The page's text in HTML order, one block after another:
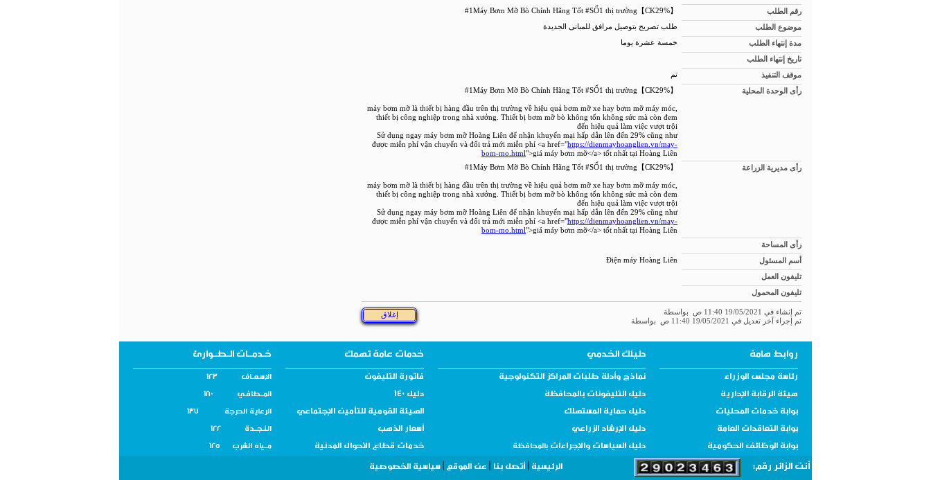
رقم الطلب 【CK29%】#1Máy Bơm Mỡ Bò Chính Hãng Tốt #SỐ1 thị trường
موضوع الطلب طلب تصريح بتوصيل مرافق للمبانى الجديدة
مدة إنتهاء الطلب خمسة عشرة يوما
تاريخ إنتهاء الطلب
موقف التنفيذ
تم
رأى الوحدة المحلية 【CK29%】#1Máy Bơm Mỡ Bò Chính Hãng Tốt #SỐ1 thị trường
máy bơm mỡ là thiết bị hàng đầu trên thị trường về hiệu quả bơm mỡ xe hay bơm mỡ máy móc,
thiết bị công nghiệp trong nhà xưởng. Thiết bị bơm mỡ bò không tốn không sức mà còn đem
đến hiệu quả làm việc vượt trội
Sử dụng ngay máy bơm mỡ Hoàng Liên để nhận khuyến mại hấp dẫn lên đến 29% cũng như
được miễn phí vận chuyển và đổi trả mới miễn phí <a href="https://dienmayhoanglien.vn/may-
bom-mo.html">giá máy bơm mỡ</a> tốt nhất tại Hoàng Liên
رأى مديرية الزراعة 【CK29%】#1Máy Bơm Mỡ Bò Chính Hãng Tốt #SỐ1 thị trường
máy bơm mỡ là thiết bị hàng đầu trên thị trường về hiệu quả bơm mỡ xe hay bơm mỡ máy móc,
thiết bị công nghiệp trong nhà xưởng. Thiết bị bơm mỡ bò không tốn không sức mà còn đem
đến hiệu quả làm việc vượt trội
Sử dụng ngay máy bơm mỡ Hoàng Liên để nhận khuyến mại hấp dẫn lên đến 29% cũng như
được miễn phí vận chuyển và đổi trả mới miễn phí <a href="https://dienmayhoanglien.vn/may-
bom-mo.html">giá máy bơm mỡ</a> tốt nhất tại Hoàng Liên
رأى المساحة
أسم المسئول
Điện máy Hoàng Liên
تليفون العمل
تليفون المحمول
تم إنشاء في 19/05/2021 11:40 ص بواسطة
تم إجراء آخر تعديل في 19/05/2021 11:40 ص بواسطة
روابط هامة دليلك الخدمي خدمات عامة تهمك خـدمــات الـطــوارئ
رئاسة مجلس الوزراء نماذج وأدلة طلبات المراكز التكنولوجية فاتورة التليفون الإسـعــاف 123
هيئة الرقابة الإدارية دليل التليفونات بالمحافظة دليل 140 المــطافـي 180
بوابة خدمات المحليات دليل حماية المستهلك الهيئة القومية للتأمين الإجتماعي الرعاية الحرجة 137
بوابة التعاقدات العامة دليل الإرشاد الزراعي أسعار الذهب النـجــدة 122
بوابة الوظائف الحكومية دليل السياسات والإجراءات بالمحافظة خدمات قطاع الأحوال المدنية مــياه الشرب 125
أنت الزائر رقم: الرئيسية |أتصل بنا عن الموقع سياسية الخصوصية